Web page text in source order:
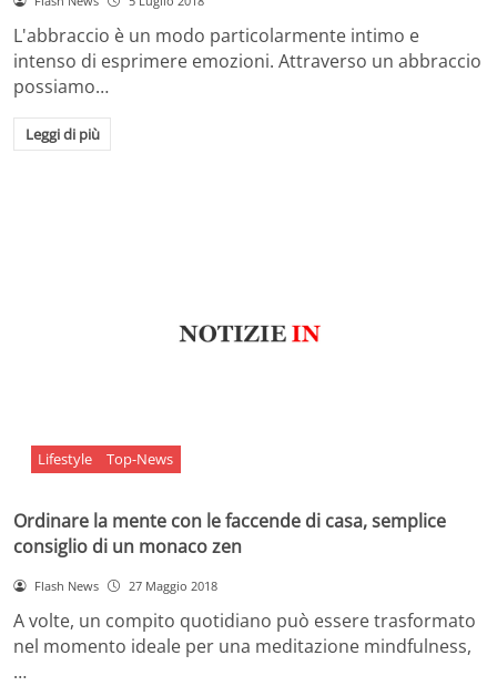
L'abbraccio è un modo particolarmente intimo e
intenso di esprimere emozioni. Attraverso un abbraccio
possiamo…
Leggi di più
Lifestyle Top-News
Ordinare la mente con le faccende di casa, semplice
consiglio di un monaco zen
Flash News 27 Maggio 2018
A volte, un compito quotidiano può essere trasformato
nel momento ideale per una meditazione mindfulness,
…